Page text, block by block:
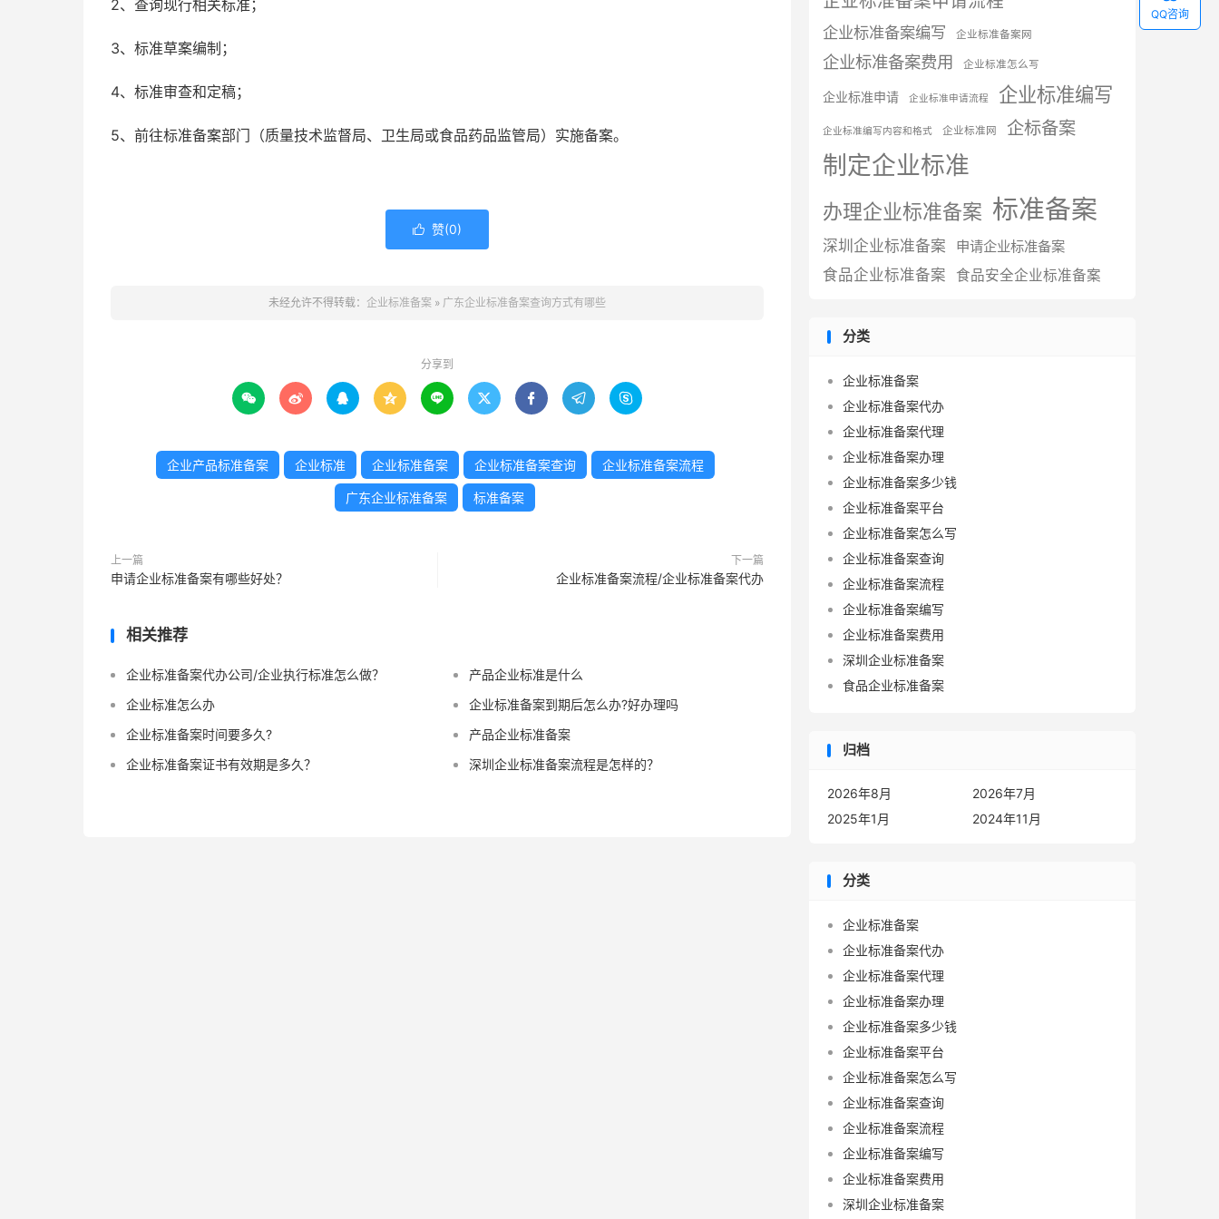
2、查询现行相关标准；
3、标准草案编制；
4、标准审查和定稿；
5、前往标准备案部门（质量技术监督局、卫生局或食品药品监管局）实施备案。
 赞(0)
未经允许不得转载： 企业标准备案 » 广东企业标准备案查询方式有哪些
分享到
        
企业产品标准备案 企业标准 企业标准备案 企业标准备案查询 企业标准备案流程
广东企业标准备案 标准备案
上一篇
申请企业标准备案有哪些好处？
下一篇
企业标准备案流程/企业标准备案代办
相关推荐
企业标准备案代办公司/企业执行标准怎么做？
产品企业标准是什么
企业标准怎么办
企业标准备案到期后怎么办?好办理吗
企业标准备案时间要多久?
产品企业标准备案
企业标准备案证书有效期是多久？
深圳企业标准备案流程是怎样的？
企业标准备案编写 企业标准备案网
企业标准备案费用 企业标准怎么写
企业标准申请 企业标准申请流程 企业标准编写
企业标准编写内容和格式 企业标准网 企标备案
制定企业标准
办理企业标准备案 标准备案
深圳企业标准备案 申请企业标准备案
食品企业标准备案 食品安全企业标准备案
分类
企业标准备案
企业标准备案代办
企业标准备案代理
企业标准备案办理
企业标准备案多少钱
企业标准备案平台
企业标准备案怎么写
企业标准备案查询
企业标准备案流程
企业标准备案编写
企业标准备案费用
深圳企业标准备案
食品企业标准备案
归档
2026年8月
2026年7月
2025年1月
2024年11月
分类
企业标准备案
企业标准备案代办
企业标准备案代理
企业标准备案办理
企业标准备案多少钱
企业标准备案平台
企业标准备案怎么写
企业标准备案查询
企业标准备案流程
企业标准备案编写
企业标准备案费用
深圳企业标准备案
QQ咨询